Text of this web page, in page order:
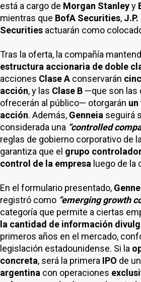
está a cargo de Morgan Stanleyy
mientras que BofA Securities,
Securities actuarán como
Tras la oferta, la compañía
estructura accionaria de doble
acciones Clase A conservarán
acción, y las Clase B —que son las
ofrecerán al público— otorgarán
acción. Además, Genneia seguirá
considerada una “controlled
reglas de gobierno corporativo de la
garantiza que el grupo
control de la empresa luego de la
En el formulario presentado,
registró como “emerging growth
categoría que permite a ciertas
la cantidad de información
primeros años en el mercado,
legislación estadounidense. Si la
concreta, será la primera IPO de
argentina con operaciones